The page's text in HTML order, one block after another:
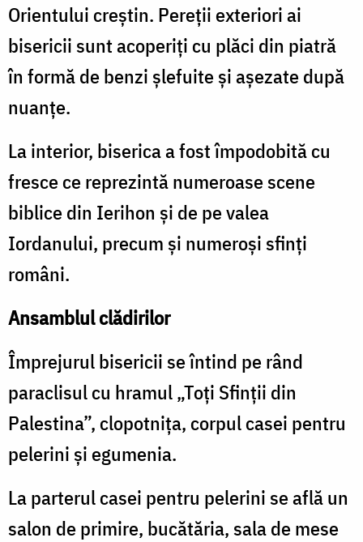
Orientului creştin. Pereţii exteriori ai
bisericii sunt acoperiţi cu plăci din piatră
în formă de benzi şlefuite şi aşezate după
nuanţe.
La interior, biserica a fost împodobită cu
fresce ce reprezintă numeroase scene
biblice din Ierihon şi de pe valea
Iordanului, precum şi numeroşi sfinţi
români.
Ansamblul clădirilor
Împrejurul bisericii se întind pe rând
paraclisul cu hramul „Toţi Sfinţii din
Palestina”, clopotniţa, corpul casei pentru
pelerini şi egumenia.
La parterul casei pentru pelerini se află un
salon de primire, bucătăria, sala de mese